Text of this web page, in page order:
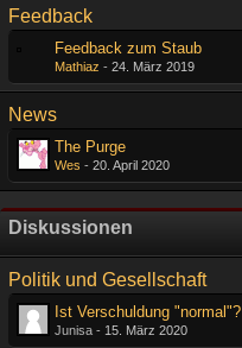
Feedback
Feedback zum Staub
Mathiaz - 24. März 2019
News
The Purge
Wes - 20. April 2020
Diskussionen
Politik und Gesellschaft
Ist Verschuldung "normal"?
Junisa - 15. März 2020